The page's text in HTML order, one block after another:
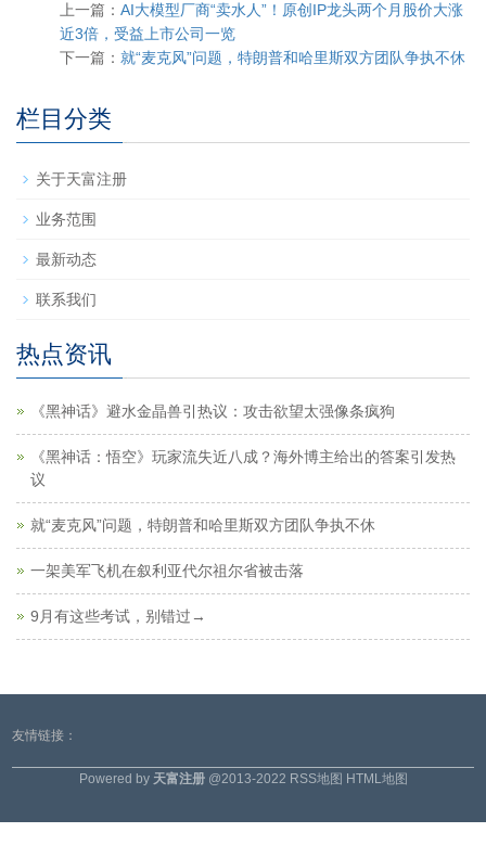
上一篇： AI大模型厂商“卖水人”！原创IP龙头两个月股价大涨
近3倍，受益上市公司一览
下一篇： 就“麦克风”问题，特朗普和哈里斯双方团队争执不休
栏目分类
关于天富注册
业务范围
最新动态
联系我们
热点资讯
《黑神话》避水金晶兽引热议：攻击欲望太强像条疯狗
《黑神话：悟空》玩家流失近八成？海外博主给出的答案引发热
议
就“麦克风”问题，特朗普和哈里斯双方团队争执不休
一架美军飞机在叙利亚代尔祖尔省被击落
9月有这些考试，别错过→
友情链接：
Powered by 天富注册@2013-2022 RSS地图 HTML地图